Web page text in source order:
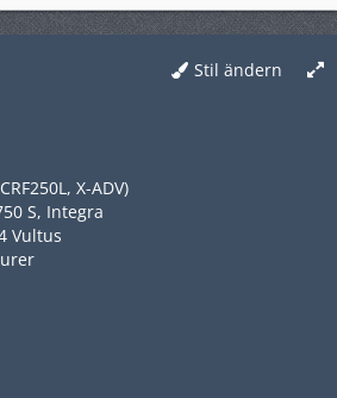
Stil ändern
X-ADV)
S, Integra
Vultus